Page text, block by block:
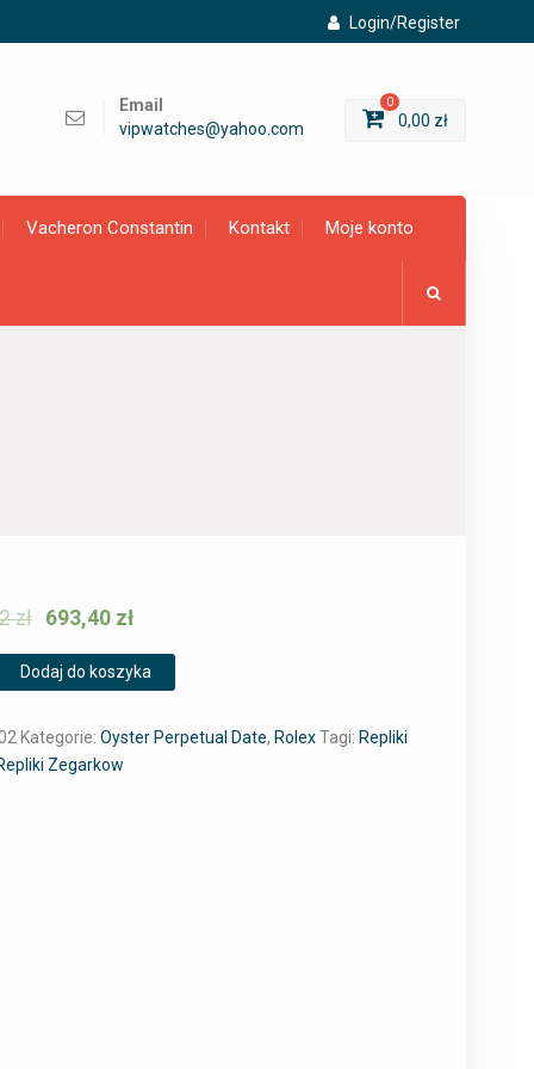
Login/Register
Email
vipwatches@yahoo.com
0
0,00 zł
Vacheron Constantin Kontakt Moje konto
zł 693,40 zł
Dodaj do koszyka
Kategorie: Oyster Perpetual Date, RolexTagi: Repliki
Zegarkow